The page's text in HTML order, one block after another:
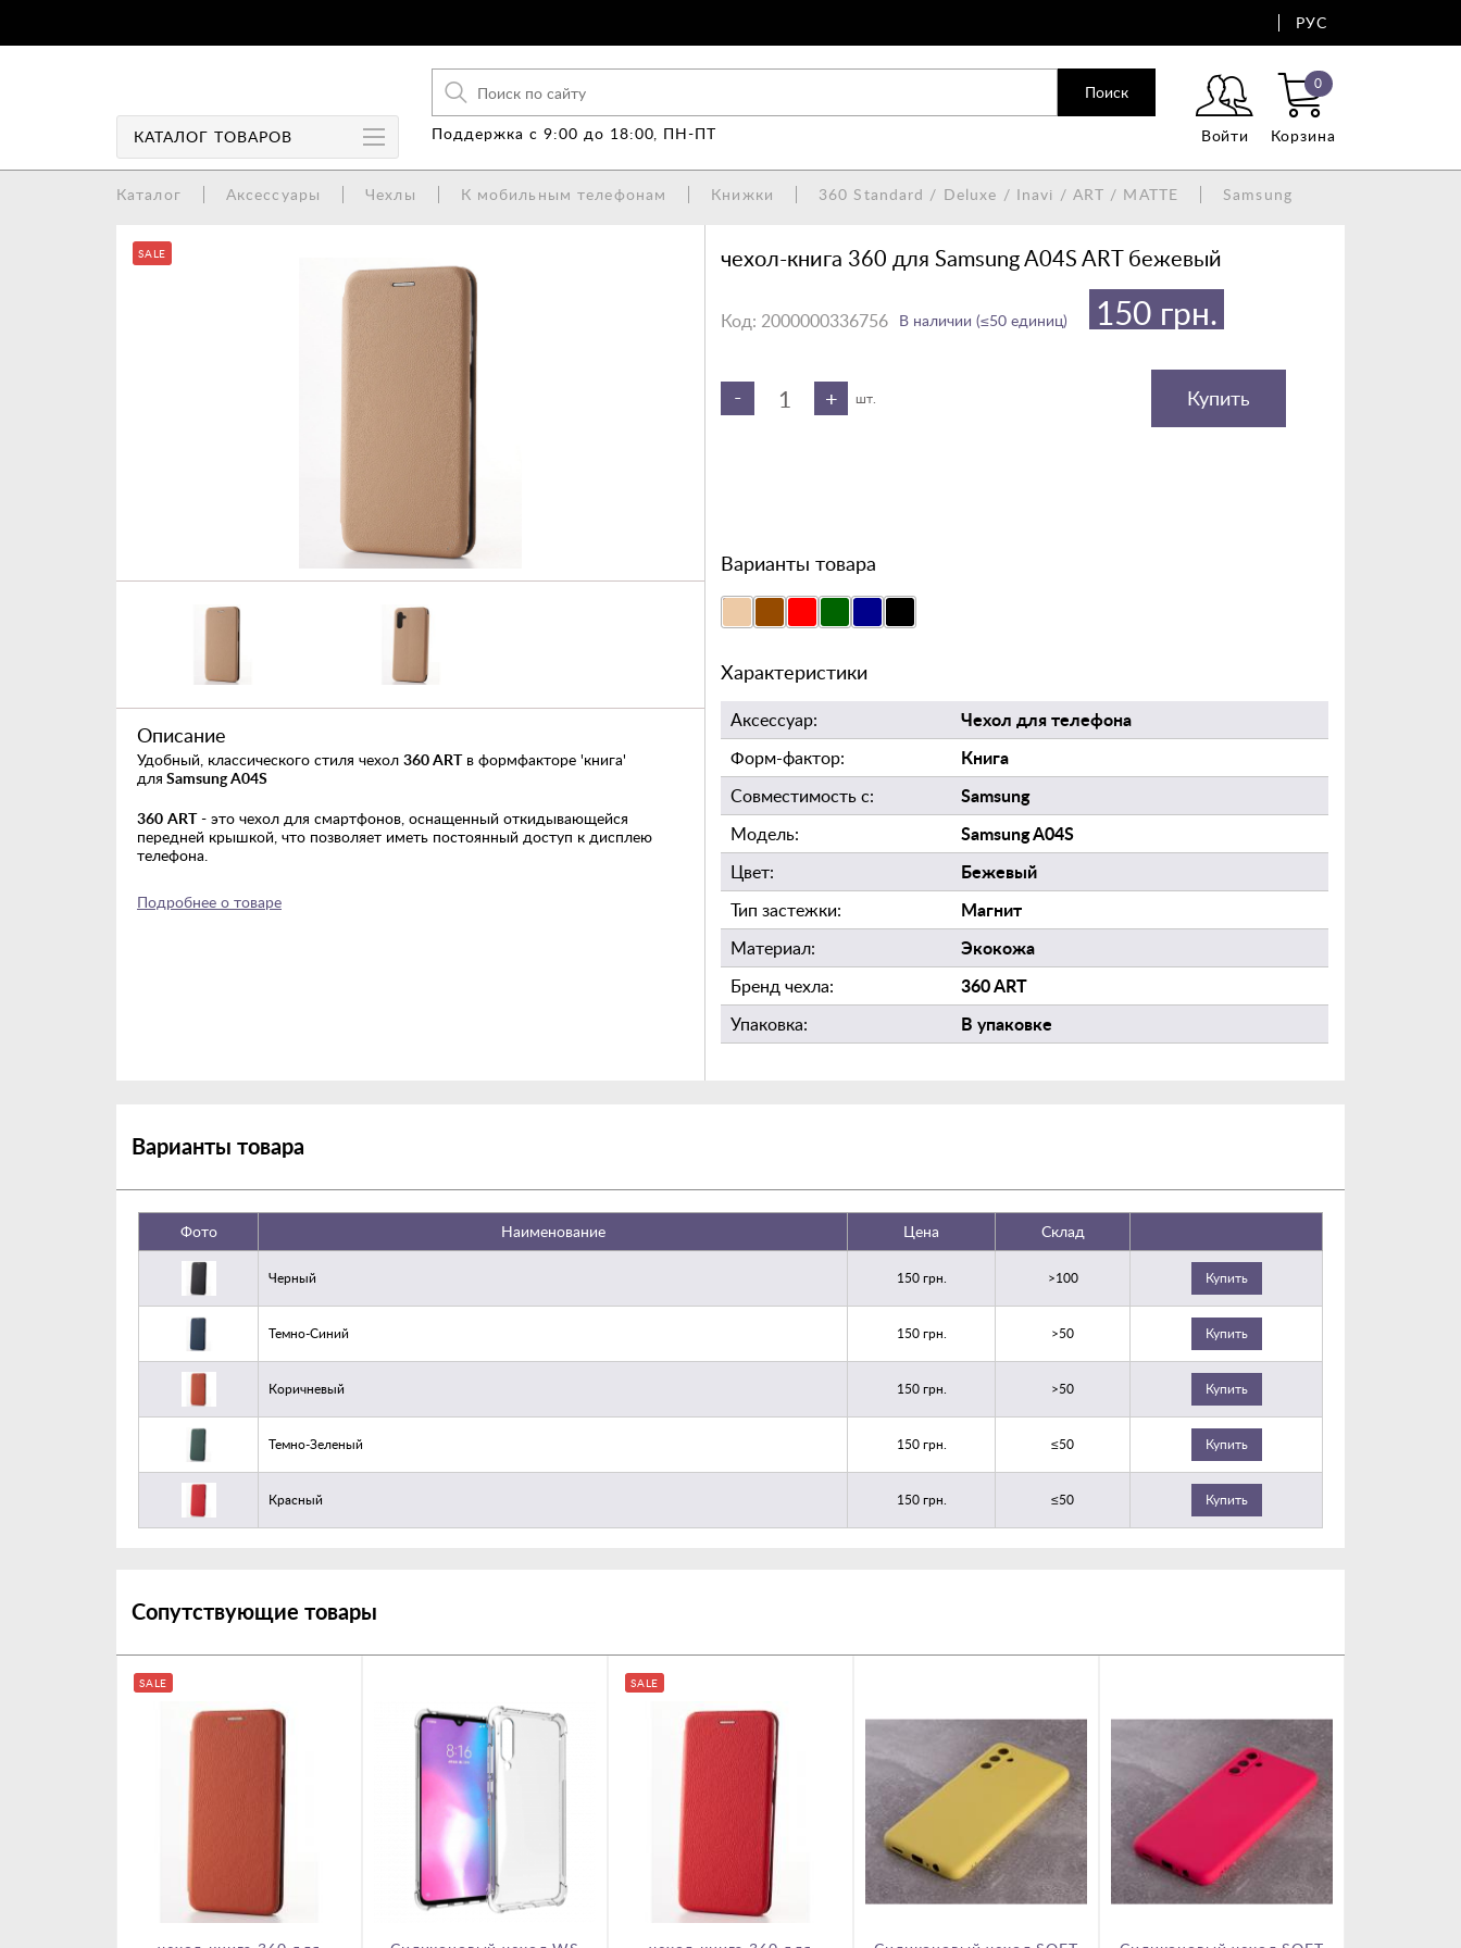
РУС
КАТАЛОГ ТОВАРОВ
Поиск
Поддержка с 9:00 до 18:00, ПН-ПТ
Войти
0
Корзина
Светотехника
Одежда и стиль DC
Товары для дома
Гаджеты
Смарт-часы
Уценка
Каталог Аксессуары Чехлы К мобильным телефонам Книжки 360 Standard / Deluxe / Inavi / ART / MATTE Samsung
SALE
Описание
Удобный, классического стиля чехол 360 ARTв формфакторе 'книга'
для Samsung A04S
360 ART- это чехол для смартфонов, оснащенный откидывающейся
передней крышкой, что позволяет иметь постоянный доступ к дисплею
телефона.
Футляр убережет все стороны устройства от непредвиденных
повреждений, загрязнений, пыли и влаги.
Подробнее о товаре
чехол-книга 360 для Samsung A04S ART бежевый
Код: 2000000336756 В наличии (≤50 единиц) 150 грн.
- + шт. Купить
Варианты товара
Характеристики
Аксессуар: Чехол для телефона
Форм-фактор: Книга
Совместимость с: Samsung
Модель: Samsung A04S
Цвет: Бежевый
Тип застежки: Магнит
Материал: Экокожа
Бренд чехла: 360 ART
Упаковка: В упаковке
Варианты товара
Фото Наименование Цена Склад
Черный 150 грн. >100 Купить
Темно-Синий 150 грн. >50 Купить
Коричневый 150 грн. >50 Купить
Темно-Зеленый 150 грн. ≤50 Купить
Красный 150 грн. ≤50 Купить
Сопутствующие товары
SALE SALE